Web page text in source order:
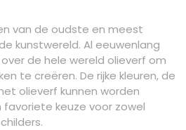
van de oudste en meest
kunstwereld. Al eeuwenlang
de hele wereld olieverf om
te creëren. De rijke kleuren, de
olieverf kunnen worden
keuze voor zowel